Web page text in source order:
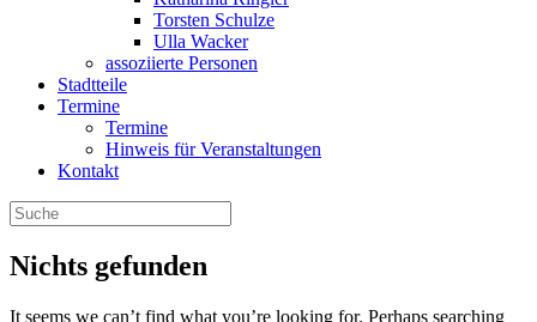
Torsten Schulze
Ulla Wacker
assoziierte Personen
Stadtteile
Termine
Termine
Hinweis für Veranstaltungen
Kontakt
Nichts gefunden
It seems we can’t find what you’re looking for. Perhaps searching